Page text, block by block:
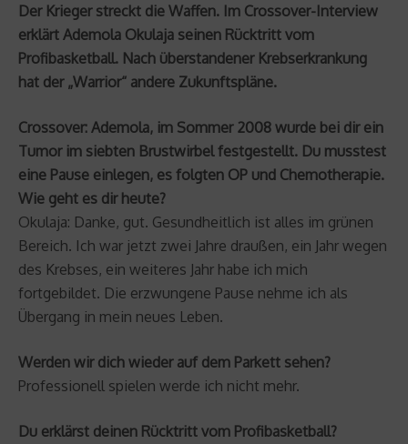
Der Krieger streckt die Waffen. Im Crossover-Interview
erklärt Ademola Okulaja seinen Rücktritt vom
Profibasketball. Nach überstandener Krebserkrankung
hat der „Warrior“ andere Zukunftspläne.
Crossover: Ademola, im Sommer 2008 wurde bei dir ein
Tumor im siebten Brustwirbel festgestellt. Du musstest
eine Pause einlegen, es folgten OP und Chemotherapie.
Wie geht es dir heute?
Okulaja: Danke, gut. Gesundheitlich ist alles im grünen
Bereich. Ich war jetzt zwei Jahre draußen, ein Jahr wegen
des Krebses, ein weiteres Jahr habe ich mich
fortgebildet. Die erzwungene Pause nehme ich als
Übergang in mein neues Leben.
Werden wir dich wieder auf dem Parkett sehen?
Professionell spielen werde ich nicht mehr.
Du erklärst deinen Rücktritt vom Profibasketball?